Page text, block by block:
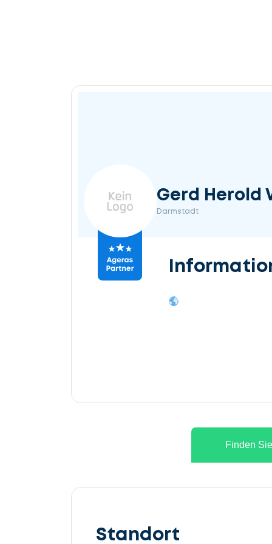
Gerd Herold
Darmstadt
Finden
Standort
Lassen